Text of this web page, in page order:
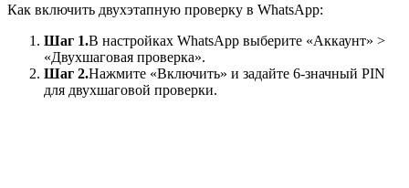
Как включить двухэтапную проверку в WhatsApp:
Шаг 1.В настройках WhatsApp выберите «Аккаунт» >
«Двухшаговая проверка».
Шаг 2.Нажмите «Включить» и задайте 6-значный PIN
для двухшаговой проверки.